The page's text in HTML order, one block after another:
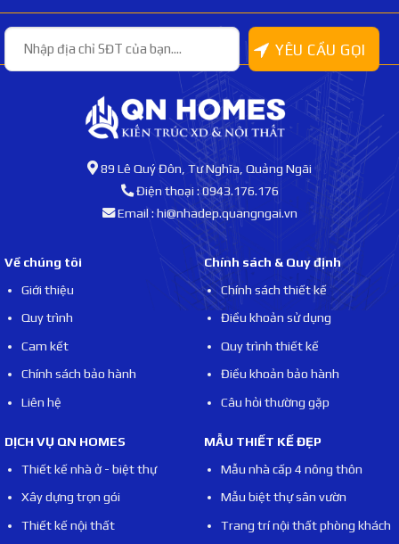
89 Lê Quý Đôn, Tư Nghĩa, Quảng Ngãi
Điện thoại : 0943.176.176
Email : hi@nhadep.quangngai.vn
Về chúng tôi
Giới thiệu
Quy trình
Cam kết
Chính sách bảo hành
Liên hệ
Chính sách & Quy định
Chính sách thiết kế
Điều khoản sử dụng
Quy trình thiết kế
Điều khoản bảo hành
Câu hỏi thường gặp
DỊCH VỤ QN HOMES
Thiết kế nhà ở - biệt thự
Xây dựng trọn gói
Thiết kế nội thất
MẪU THIẾT KẾ ĐẸP
Mẫu nhà cấp 4 nông thôn
Mẫu biệt thự sân vườn
Trang trí nội thất phòng khách